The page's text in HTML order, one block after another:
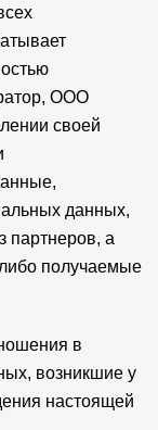
ООО
своей
данных,
партнеров, а
либо получаемые
в
возникшие у
настоящей